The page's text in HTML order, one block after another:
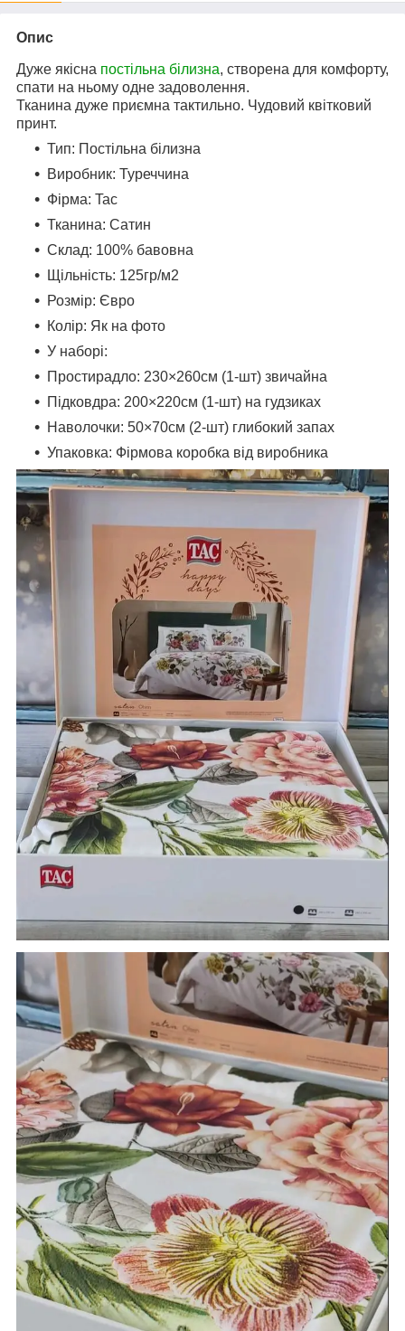
Опис
Дуже якісна постільна білизна, створена для комфорту,
спати на ньому одне задоволення.
Тканина дуже приємна тактильно. Чудовий квітковий
принт.
Тип: Постільна білизна
Виробник: Туреччина
Фірма: Tac
Тканина: Сатин
Склад: 100% бавовна
Щільність: 125гр/м2
Розмір: Євро
Колір: Як на фото
У наборі:
Простирадло: 230×260см (1-шт) звичайна
Підковдра: 200×220см (1-шт) на гудзиках
Наволочки: 50×70см (2-шт) глибокий запах
Упаковка: Фірмова коробка від виробника